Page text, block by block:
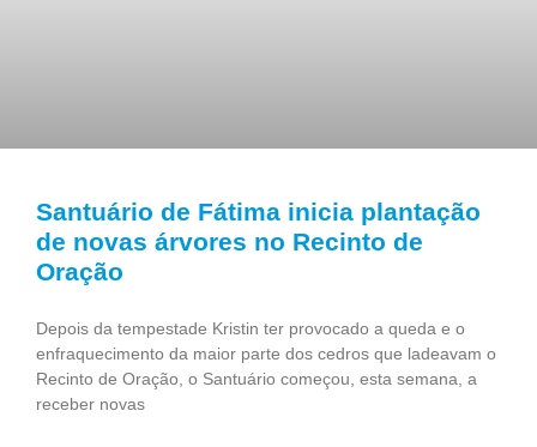
Santuário de Fátima inicia plantação
de novas árvores no Recinto de
Oração
Depois da tempestade Kristin ter provocado a queda e o
enfraquecimento da maior parte dos cedros que ladeavam o
Recinto de Oração, o Santuário começou, esta semana, a
receber novas